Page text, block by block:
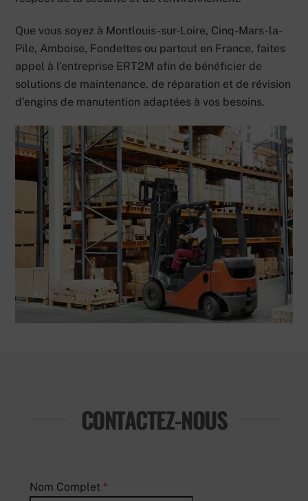
Que vous soyez à Montlouis-sur-Loire, Cinq-Mars-la-
Pile, Amboise, Fondettes ou partout en France, faites
appel à l’entreprise ERT2M afin de bénéficier de
solutions de maintenance, de réparation et de révision
d’engins de manutention adaptées à vos besoins.
CONTACTEZ-NOUS
Nom Complet *